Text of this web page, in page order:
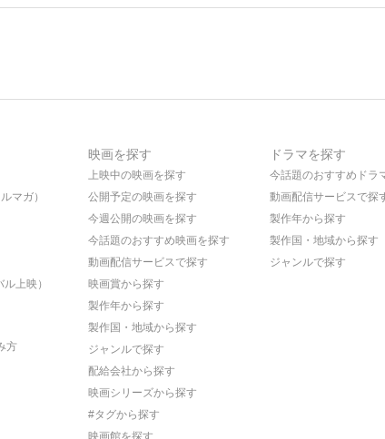
マガ）
上映）
方
映画を探す
上映中の映画を探す
公開予定の映画を探す
今週公開の映画を探す
今話題のおすすめ映画を探す
動画配信サービスで探す
映画賞から探す
製作年から探す
製作国・地域から探す
ジャンルで探す
配給会社から探す
映画シリーズから探す
#タグから探す
映画館を探す
ドラマを探す
今話題のおすすめドラ
動画配信サービスで探
製作年から探す
製作国・地域から探す
ジャンルで探す